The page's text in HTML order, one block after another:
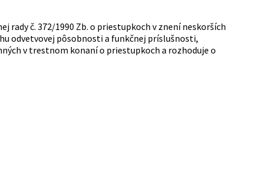
rady č. 372/1990 Zb. o priestupkoch v znení neskorších
odvetvovej pôsobnosti a funkčnej príslušnosti,
v trestnom konaní o priestupkoch a rozhoduje o